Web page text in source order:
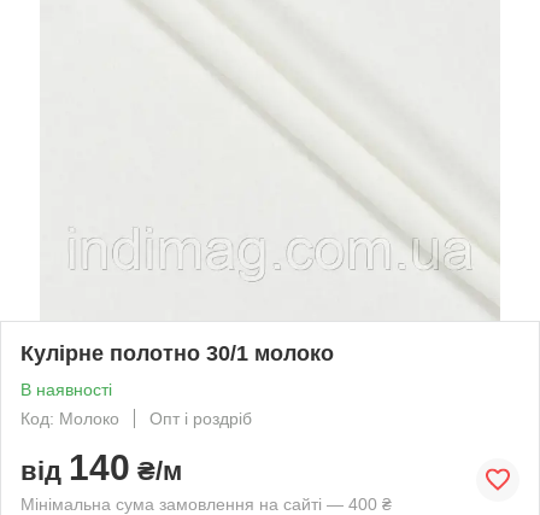
Кулірне полотно 30/1 молоко
В наявності
Код: Молоко
Опт і роздріб
від 140 ₴/м
Мінімальна сума замовлення на сайті — 400 ₴